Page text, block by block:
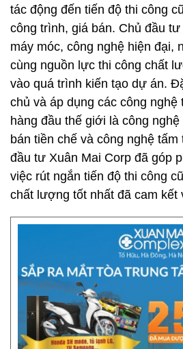
tác động đến tiến độ thi công
công trình, giá bán. Chủ đầu
máy móc, công nghệ hiện đại,
cùng nguồn lực thi công chất
vào quá trình kiến tạo dự án.
chủ và áp dụng các công nghệ
hàng đầu thế giới là công
bán tiền chế và công nghệ
đầu tư Xuân Mai Corp đã góp
việc rút ngắn tiến độ thi công
chất lượng tốt nhất đã cam kết